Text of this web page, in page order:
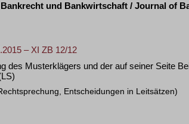
und Bankwirtschaft / Journal of
– XI ZB 12/12
des Musterklägers und der auf seiner Seite
Entscheidungen in Leitsätzen)